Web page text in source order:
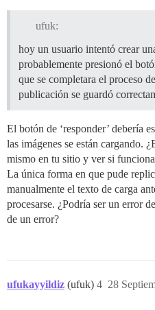
ufuk:
hoy un usuario intentó crear
probablemente presionó el
que se completara el proceso
publicación se guardó
El botón de ‘responder’ debería
las imágenes se están cargando.
mismo en tu sitio y ver si
La única forma en que pude
manualmente el texto de carga
procesarse. ¿Podría ser un error
de un error?
ufukayyildiz (ufuk) 28
4